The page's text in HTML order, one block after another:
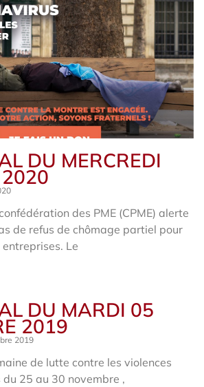
DU MERCREDI
des PME (CPME) alerte
de refus de chômage partiel pour
Le
DU MARDI 05
2019
2019
de lutte contre les violences
25 au 30 novembre ,